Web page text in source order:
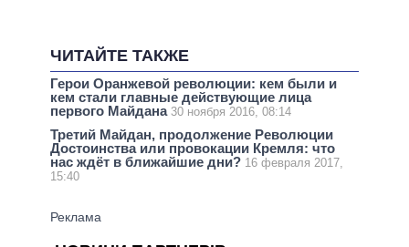
ЧИТАЙТЕ ТАКЖЕ
Герои Оранжевой революции: кем были и
кем стали главные действующие лица
первого Майдана 30 ноября 2016, 08:14
Третий Майдан, продолжение Революции
Достоинства или провокации Кремля: что
нас ждёт в ближайшие дни? 16 февраля 2017,
15:40